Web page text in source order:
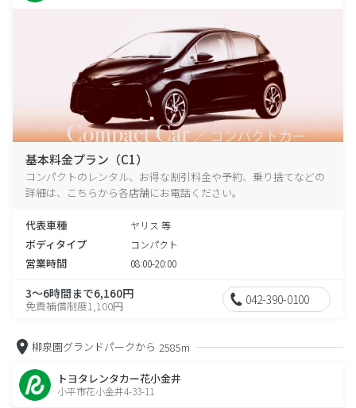
基本料金プラン（C1）
コンパクトのレンタル、お得な割引料金や予約、乗り捨てなどの
詳細は、こちらから各店舗にお電話ください。
代表車種 ヤリス 等
ボディタイプ コンパクト
営業時間 08:00-20:00
3～6時間まで6,160円
免責補償制度1,100円 042-390-0100
柳泉園グランドパークから 2585m
トヨタレンタカー花小金井
小平市花小金井4-33-11